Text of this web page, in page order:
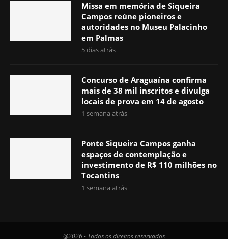
Missa em memória de Siqueira
Campos reúne pioneiros e
autoridades no Museu Palacinho
em Palmas
5 dias atrás
Concurso de Araguaína confirma
mais de 38 mil inscritos e divulga
locais de prova em 14 de agosto
1 semana atrás
Ponte Siqueira Campos ganha
espaços de contemplação e
investimento de R$ 110 milhões no
Tocantins
1 semana atrás
@2026 - Todos os direitos reservados